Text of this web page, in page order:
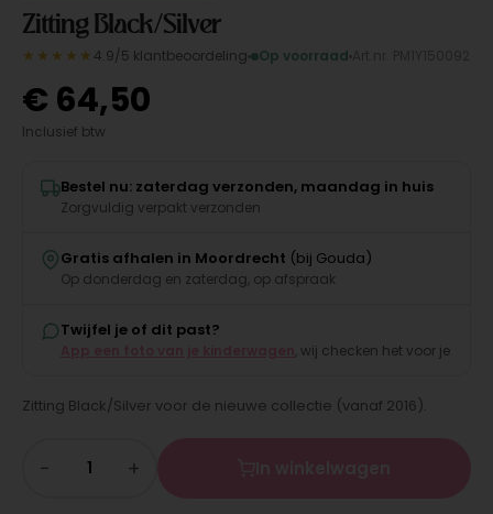
Zitting Black/Silver
★★★★★ 4.9/5 klantbeoordeling Op voorraad
€ 64,50
Inclusief btw
Bestel nu: zaterdag verzonden, maandag in huis
Zorgvuldig verpakt verzonden
Gratis afhalen in Moordrecht (bij Gouda)
Op donderdag en zaterdag, op afspraak
Twijfel je of dit past?
, wij checken het voor je
Zitting Black/Silver voor de nieuwe collectie (vanaf 2016).
− +